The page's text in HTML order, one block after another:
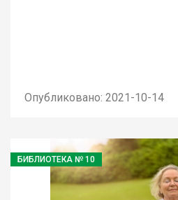
Опубликовано: 2021-10-14
БИБЛИОТЕКА № 10